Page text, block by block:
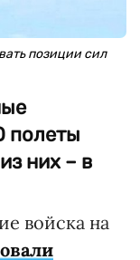
позиции сил
полеты
них – в
войска на